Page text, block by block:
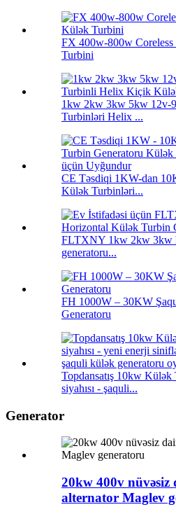
FX 400w-800w
Turbini
1kw 2kw 3kw 5kw 12v-
Turbinləri Helix ...
CE Təsdiqi 1KW-dan
Külək Turbinləri...
FLTXNY 1kw 2kw 3kw
generatoru...
FH 1000W – 30KW
Generatoru
Topdansatış 10kw
siyahısı - şaquli...
Generator
20kw 400v
alternator Maglev